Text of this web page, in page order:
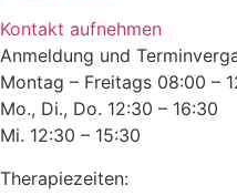
Kontakt aufnehmen
Anmeldung und
Montag – Freitags 08:00 –
Mo., Di., Do. 12:30 – 16:30
Mi. 12:30 – 15:30
Therapiezeiten: